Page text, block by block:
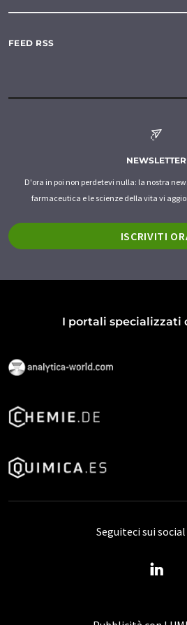
FEED RSS
NEWSLETTER
D'ora in poi non perdetevi nulla: la nostra
farmaceutica e le scienze della vita vi
ISCRIVITI
I portali specializzati
Seguiteci sui